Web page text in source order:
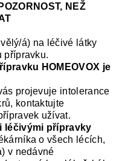
NEŽ
á) na léčivé látky
přípravku.
HOMEOVOX je
projevuje intolerance
kontaktujte
užívat.
léčivými přípravky
o všech lécích,
v nedávné